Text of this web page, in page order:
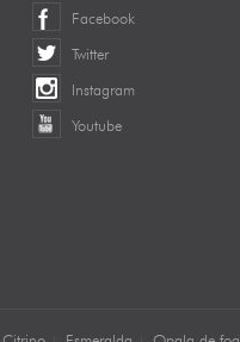
Facebook
Twitter
Instagram
Youtube